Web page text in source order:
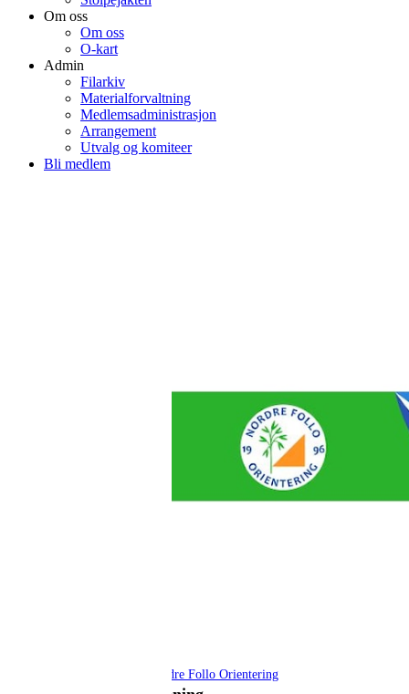
Om oss
Om oss
O-kart
Admin
Filarkiv
Materialforvaltning
Medlemsadministrasjon
Arrangement
Utvalg og komiteer
Bli medlem
Nordre Follo Orientering